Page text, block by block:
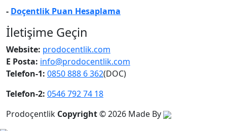
- Doçentlik Puan Hesaplama
İletişime Geçin
Website: prodocentlik.com
E Posta: info@prodocentlik.com
Telefon-1: 0850 888 6 362(DOC)
Telefon-2: 0546 792 74 18
Prodoçentlik Copyright© 2026 Made By